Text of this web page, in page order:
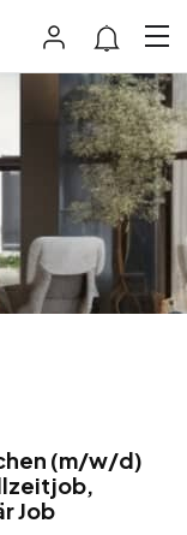
(m/w/d)
Job